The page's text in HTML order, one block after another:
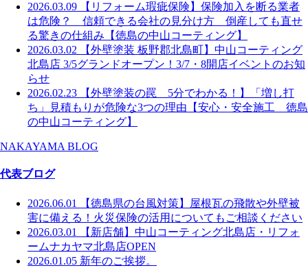
2026.03.09
【リフォーム瑕疵保険】保険加入を断る業者
は危険？ 信頼できる会社の見分け方 倒産しても直せ
る驚きの仕組み【徳島の中山コーティング】
2026.03.02
【外壁塗装 板野郡北島町】中山コーティング
北島店 3/5グランドオープン！3/7・8開店イベントのお知
らせ
2026.02.23
【外壁塗装の罠 5分でわかる！】「増し打
ち」見積もりが危険な3つの理由【安心・安全施工 徳島
の中山コーティング】
NAKAYAMA BLOG
代表ブログ
2026.06.01
【徳島県の台風対策】屋根瓦の飛散や外壁被
害に備える！火災保険の活用についてもご相談ください
2026.03.01
【新店舗】中山コーティング北島店・リフォ
ームナカヤマ北島店OPEN
2026.01.05 新年のご挨拶。